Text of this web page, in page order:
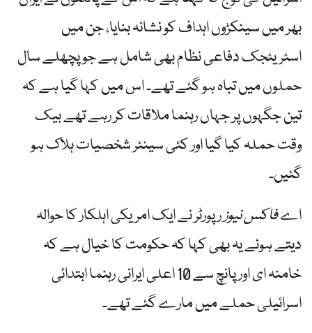
بھر میں سینکڑوں اہداف کو نشانہ بنایا، جن میں
اسٹریٹجک دفاعی نظام بھی شامل ہے جو پچھلے سال
حملوں میں تباہ ہو گئے تھے۔ اس میں کہا گیا ہے کہ
تین جگہوں پر جہاں رہنما ملاقات کر رہے تھے بیک
وقت حملہ کیا گیا اور کئی سینئر شخصیات ہلاک ہو
گئیں۔
اےفاکس نیوزرپورٹر نے ایک امریکی اہلکار کا حوالہ
دیتے ہوئے یہ بھی کہا کہ حکومت کا خیال ہے کہ
خامنہ ای اور پانچ سے 10 اعلی ایرانی رہنما ابتدائی
اسرائیلی حملے میں مارے گئے تھے۔